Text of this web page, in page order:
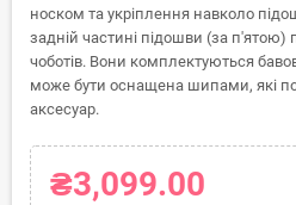
носком та укріплення навколо
задній частині підошви (за
чоботів. Вони комплектуються
може бути оснащена шипами, які
аксесуар.
₴3,099.00